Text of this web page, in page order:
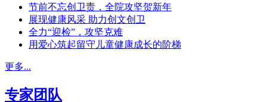
节前不忘创卫责，全院攻坚贺新年
展现健康风采 助力创文创卫
全力“迎检”，攻坚克难
用爱心筑起留守儿童健康成长的阶梯
更多...
专家团队